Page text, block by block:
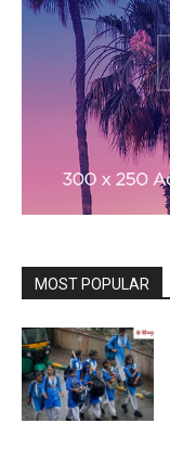
MOST POPULAR